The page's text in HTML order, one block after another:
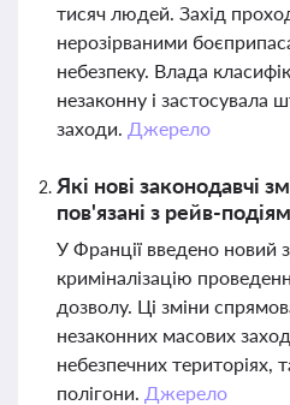
тисяч людей. Захід
нерозірваними
небезпеку. Влада
незаконну і застосувала
заходи. Джерело
Які нові законодавчі
пов'язані з рейв-
У Франції введено новий
криміналізацію
дозволу. Ці зміни
незаконних масових
небезпечних територіях,
полігони. Джерело